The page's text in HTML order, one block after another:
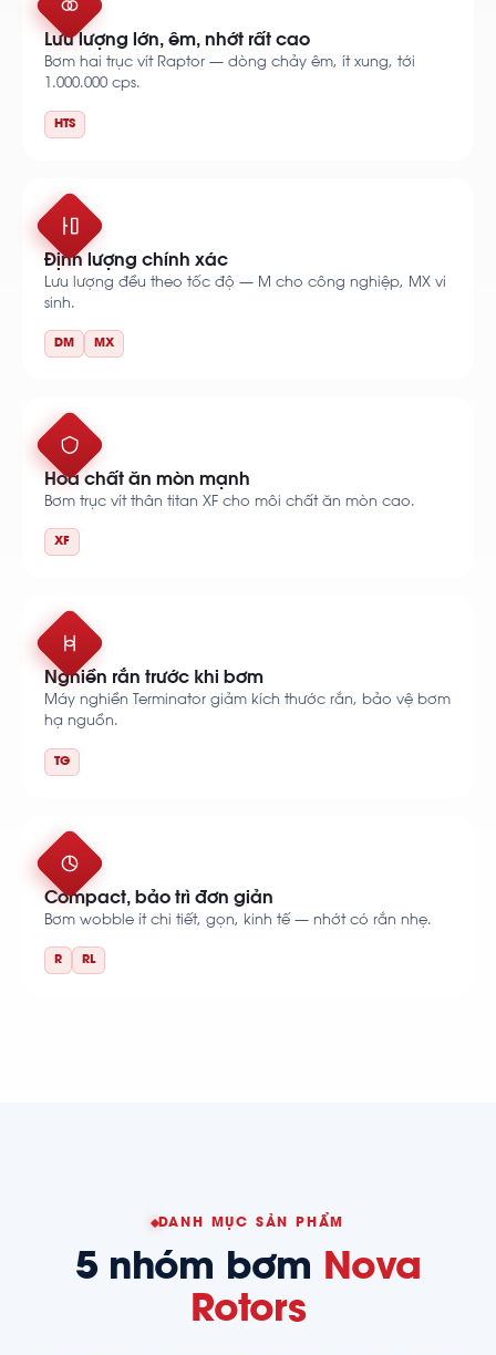
Lưu lượng lớn, êm, nhớt rất cao
Bơm hai trục vít Raptor — dòng chảy êm, ít xung, tới
1.000.000 cps.
HTS
Định lượng chính xác
Lưu lượng đều theo tốc độ — M cho công nghiệp, MX vi
sinh.
DM MX
Hoá chất ăn mòn mạnh
Bơm trục vít thân titan XF cho môi chất ăn mòn cao.
XF
Nghiền rắn trước khi bơm
Máy nghiền Terminator giảm kích thước rắn, bảo vệ bơm
hạ nguồn.
TG
Compact, bảo trì đơn giản
Bơm wobble ít chi tiết, gọn, kinh tế — nhớt có rắn nhẹ.
R RL
DANH MỤC SẢN PHẨM
5 nhóm bơm Nova
Rotors